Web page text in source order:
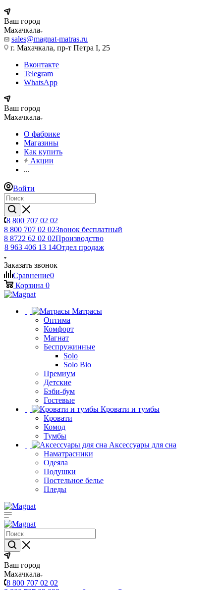
Ваш город
Махачкала
sales@magnat-matras.ru
г. Махачкала, пр-т Петра I, 25
Вконтакте
Telegram
WhatsApp
Ваш город
Махачкала
О фабрике
Магазины
Как купить
Акции
...
Войти
8 800 707 02 02
8 800 707 02 02Звонок бесплатный
8 8722 62 02 02Производство
8 963 406 13 14Отдел продаж
Заказать звонок
Сравнение0
Корзина 0
Матрасы
Оптима
Комфорт
Магнат
Беспружинные
Solo
Solo Bio
Премиум
Детские
Бэби-бум
Гостевые
Кровати и тумбы
Кровати
Комод
Тумбы
Аксессуары для сна
Наматрасники
Одеяла
Подушки
Постельное белье
Пледы
Ваш город
Махачкала
8 800 707 02 02